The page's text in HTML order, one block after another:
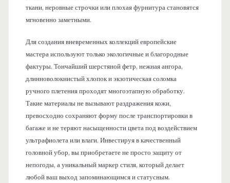
ткани, неровные строчки или плохая фурнитура становятся
мгновенно заметными.
Для создания вневременных коллекций европейские
мастера используют только экологичные и благородные
фактуры. Тончайший шерстяной фетр, нежная ангора,
длинноволокнистый хлопок и экзотическая соломка
ручного плетения проходят многоэтапную обработку.
Такие материалы не вызывают раздражения кожи,
превосходно сохраняют форму после транспортировки в
багаже и не теряют насыщенности цвета под воздействием
ультрафиолета или влаги. Инвестируя в качественный
головной убор, вы приобретаете не просто защиту от
непогоды, а уникальный маркер стиля, который делает
любой ваш выход запоминающимся и статусным.